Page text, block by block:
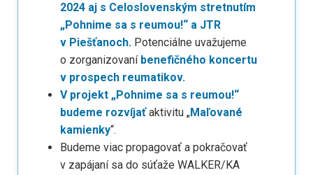
2024 aj s Celoslovenským stretnutím
„Pohnime sa s reumou!“ a JTR
v Piešťanoch. Potenciálne uvažujeme
o zorganizovaní benefičného koncertu
v prospech reumatikov.
V projekt „Pohnime sa s reumou!“
budeme rozvíjaťaktivitu „Maľované
kamienky“.
Budeme viac propagovať a pokračovať
v zapájaní sa do súťaže WALKER/KA